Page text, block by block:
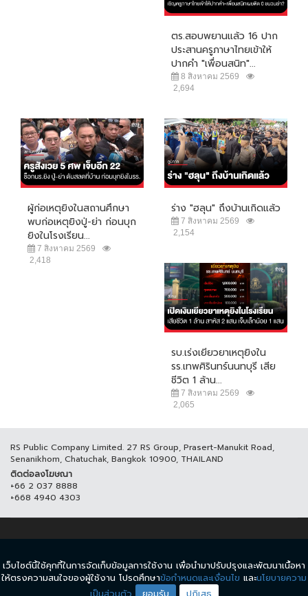
ตร.สอบพยานแล้ว 16 ปาก
ประสานครูภาษาไทยเข้าให้
ปากคำ "เพื่อนสนิท"...
8 สิงหาคม 2569
2,694
ผู้ก่อเหตุยิงในสถานศึกษา
พบก่อเหตุยิงปู่-ย่า ก่อนบุก
ยิงในโรงเรียน...
7 สิงหาคม 2569
2,418
ร่าง "ฮลุน" ถึงบ้านเกิดแล้ว
7 สิงหาคม 2569
2,154
รบ.เร่งเยียวยาเหตุยิงใน
รร.เทพศิรินทร์นนทบุรี เสีย
ชีวิต 1 ล้าน...
7 สิงหาคม 2569
2,065
RS Public Company Limited. 27 RS Group, Prasert-Manukit Road,
Senanikhom, Chatuchak, Bangkok 10900, THAILAND
ติดต่อลงโฆษณา
+66 2 037 8888
+668 4940 4303
© COPYRIGHT 2017 THAICH8.COM, ALL RIGHT RESERVED.
ข้อกำหนดและเงื่อนไข นโยบายความเป็นส่วนตัว
เว็บไซต์นี้ใช้คุกกี้ในการจัดเก็บข้อมูลการใช้งาน เพื่อนำมาปรับปรุงและพัฒนาเนื้อหา
ให้ตรงความสนใจของผู้ใช้งาน โปรดศึกษาข้อกำหนดและเงื่อนไข และนโยบายความ